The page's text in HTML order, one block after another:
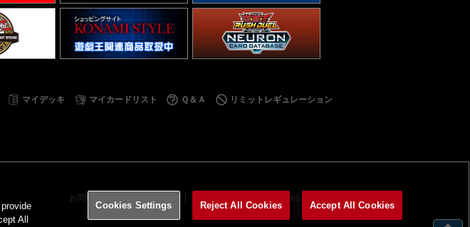
マイデッキ マイカードリスト Ｑ＆Ａ リミットレギュレーション
お問い合わせ Cookies Settings
All
Cookies Settings Reject All Cookies Accept All Cookies